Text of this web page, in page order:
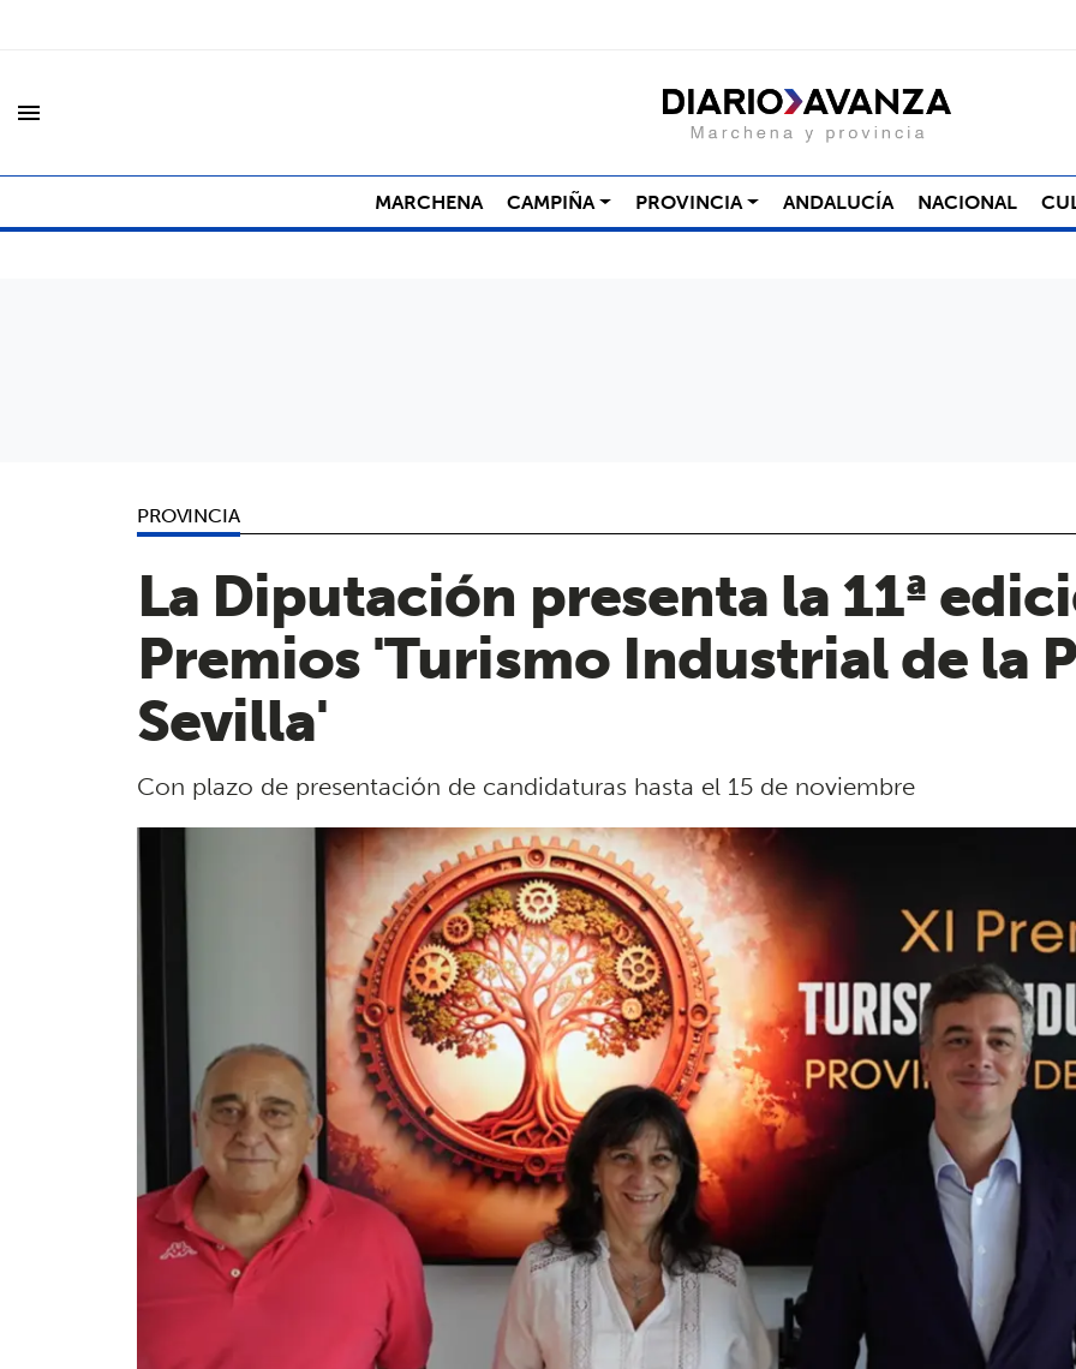
menu
MARCHENA CAMPIÑA PROVINCIA ANDALUCÍA NACIONAL
PROVINCIA
La Diputación presenta la 11ª
Premios 'Turismo Industrial de la
Sevilla'
Con plazo de presentación de candidaturas hasta el 15 de noviembre